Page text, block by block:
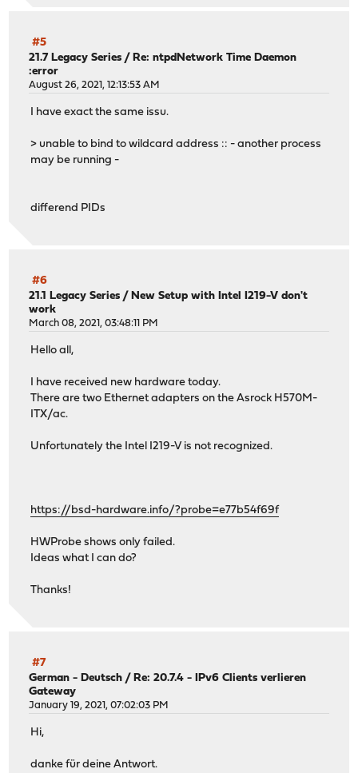
#5
21.7 Legacy Series /Re: ntpdNetwork Time Daemon
:error
August 26, 2021, 12:13:53 AM
I have exact the same issu.
> unable to bind to wildcard address :: - another process
may be running -
differend PIDs
#6
21.1 Legacy Series / New Setup with Intel I219-V don't
work
March 08, 2021, 03:48:11 PM
Hello all,
I have received new hardware today.
There are two Ethernet adapters on the Asrock H570M-
ITX/ac.
Unfortunately the Intel I219-V is not recognized.
https://bsd-hardware.info/?probe=e77b54f69f
HWProbe shows only failed.
Ideas what I can do?
Thanks!
#7
German - Deutsch / Re: 20.7.4 - IPv6 Clients verlieren
Gateway
January 19, 2021, 07:02:03 PM
Hi,
danke für deine Antwort.